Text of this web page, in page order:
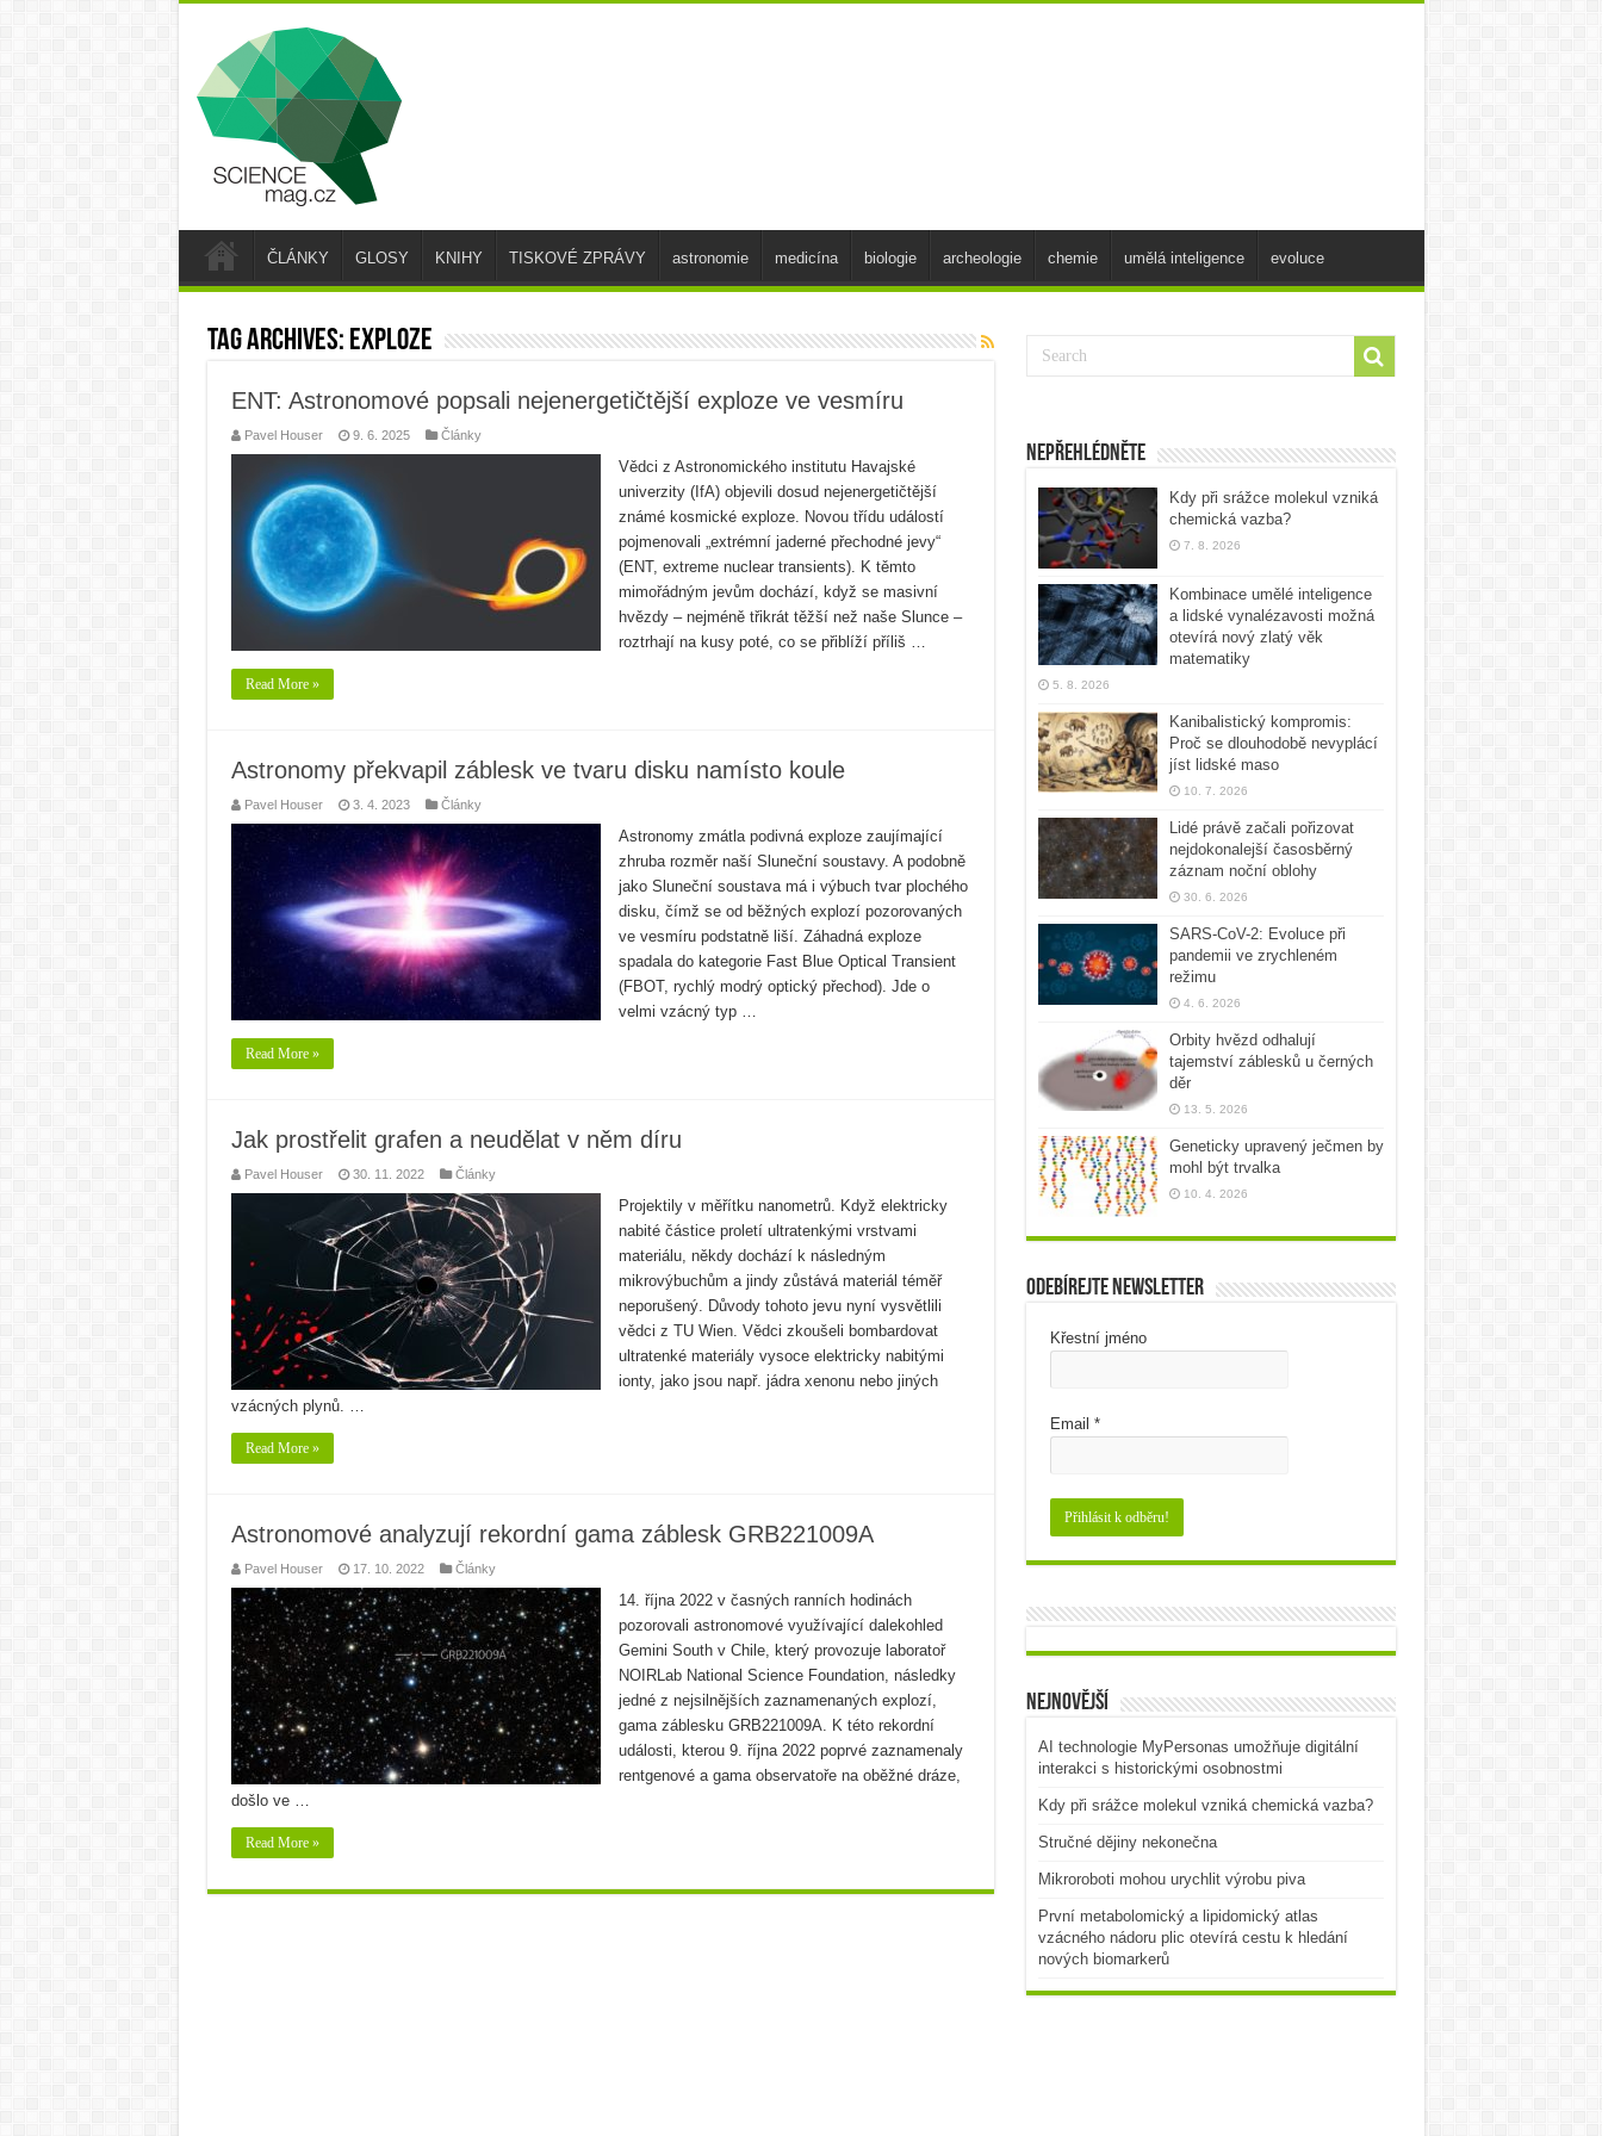
ČLÁNKY GLOSY KNIHY TISKOVÉ ZPRÁVY astronomie medicína biologie archeologie chemie umělá inteligence evoluce
Tag Archives: exploze
ENT: Astronomové popsali nejenergetičtější exploze ve vesmíru
Pavel Houser 9. 6. 2025 Články
Vědci z Astronomického institutu Havajské
univerzity (IfA) objevili dosud nejenergetičtější
známé kosmické exploze. Novou třídu událostí
pojmenovali „extrémní jaderné přechodné jevy“
(ENT, extreme nuclear transients). K těmto
mimořádným jevům dochází, když se masivní
hvězdy – nejméně třikrát těžší než naše Slunce –
roztrhají na kusy poté, co se přiblíží příliš …
Read More »
Astronomy překvapil záblesk ve tvaru disku namísto koule
Pavel Houser 3. 4. 2023 Články
Astronomy zmátla podivná exploze zaujímající
zhruba rozměr naší Sluneční soustavy. A podobně
jako Sluneční soustava má i výbuch tvar plochého
disku, čímž se od běžných explozí pozorovaných
ve vesmíru podstatně liší. Záhadná exploze
spadala do kategorie Fast Blue Optical Transient
(FBOT, rychlý modrý optický přechod). Jde o
velmi vzácný typ …
Read More »
Jak prostřelit grafen a neudělat v něm díru
Pavel Houser 30. 11. 2022 Články
Projektily v měřítku nanometrů. Když elektricky
nabité částice proletí ultratenkými vrstvami
materiálu, někdy dochází k následným
mikrovýbuchům a jindy zůstává materiál téměř
neporušený. Důvody tohoto jevu nyní vysvětlili
vědci z TU Wien. Vědci zkoušeli bombardovat
ultratenké materiály vysoce elektricky nabitými
ionty, jako jsou např. jádra xenonu nebo jiných
vzácných plynů. …
Read More »
Astronomové analyzují rekordní gama záblesk GRB221009A
Pavel Houser 17. 10. 2022 Články
14. října 2022 v časných ranních hodinách
pozorovali astronomové využívající dalekohled
Gemini South v Chile, který provozuje laboratoř
NOIRLab National Science Foundation, následky
jedné z nejsilnějších zaznamenaných explozí,
gama záblesku GRB221009A. K této rekordní
události, kterou 9. října 2022 poprvé zaznamenaly
rentgenové a gama observatoře na oběžné dráze,
došlo ve …
Read More »
Nepřehlédněte
Kdy při srážce molekul vzniká
chemická vazba?
7. 8. 2026
Kombinace umělé inteligence
a lidské vynalézavosti možná
otevírá nový zlatý věk
matematiky
5. 8. 2026
Kanibalistický kompromis:
Proč se dlouhodobě nevyplácí
jíst lidské maso
10. 7. 2026
Lidé právě začali pořizovat
nejdokonalejší časosběrný
záznam noční oblohy
30. 6. 2026
SARS-CoV-2: Evoluce při
pandemii ve zrychleném
režimu
4. 6. 2026
Orbity hvězd odhalují
tajemství záblesků u černých
děr
13. 5. 2026
Geneticky upravený ječmen by
mohl být trvalka
10. 4. 2026
Odebírejte newsletter
Křestní jméno
Email *
Nejnovější
AI technologie MyPersonas umožňuje digitální
interakci s historickými osobnostmi
Kdy při srážce molekul vzniká chemická vazba?
Stručné dějiny nekonečna
Mikroroboti mohou urychlit výrobu piva
První metabolomický a lipidomický atlas
vzácného nádoru plic otevírá cestu k hledání
nových biomarkerů